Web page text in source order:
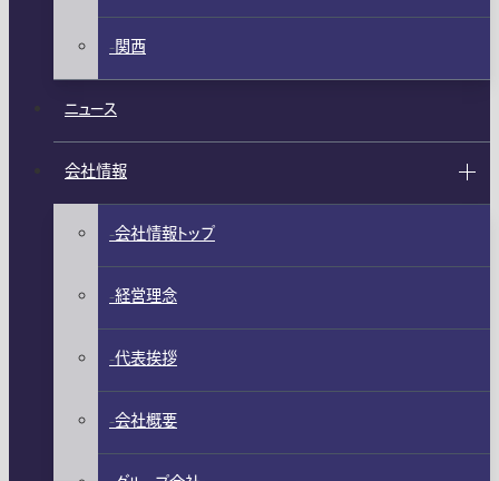
関西
ニュース
会社情報
会社情報トップ
経営理念
代表挨拶
会社概要